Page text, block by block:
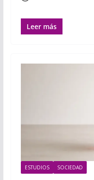
Leer más
ESTUDIOS SOCIEDAD